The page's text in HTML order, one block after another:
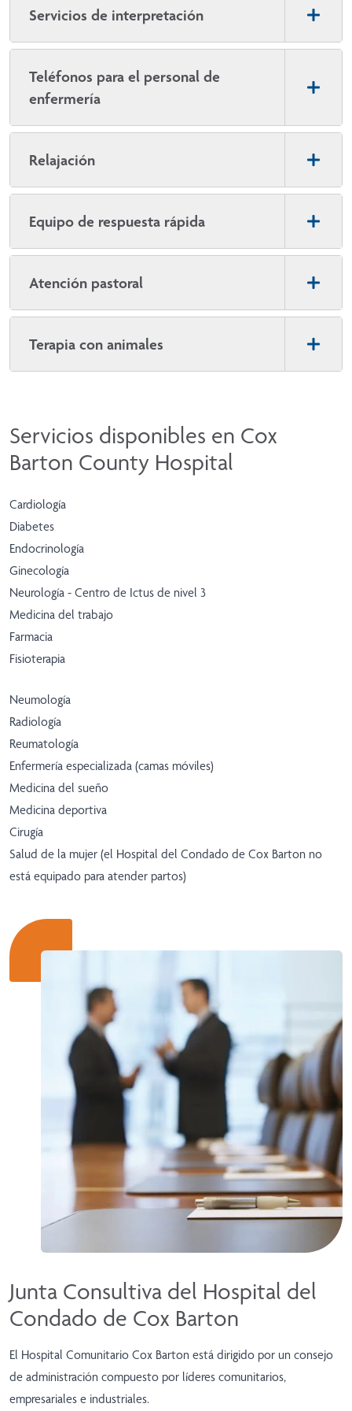
Servicios de interpretación
Teléfonos para el personal de
enfermería
Relajación
Equipo de respuesta rápida
Atención pastoral
Terapia con animales
Servicios disponibles en Cox
Barton County Hospital
Cardiología
Diabetes
Endocrinología
Ginecología
Neurología - Centro de Ictus de nivel 3
Medicina del trabajo
Farmacia
Fisioterapia
Neumología
Radiología
Reumatología
Enfermería especializada (camas móviles)
Medicina del sueño
Medicina deportiva
Cirugía
Salud de la mujer (el Hospital del Condado de Cox Barton no
está equipado para atender partos)
Junta Consultiva del Hospital del
Condado de Cox Barton
El Hospital Comunitario Cox Barton está dirigido por un consejo
de administración compuesto por líderes comunitarios,
empresariales e industriales.